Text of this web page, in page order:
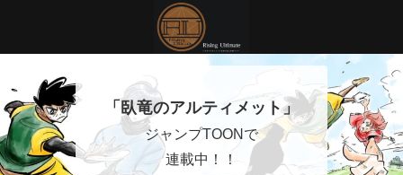
「臥竜のアルティメット」
ジャンプTOONで
連載中！！